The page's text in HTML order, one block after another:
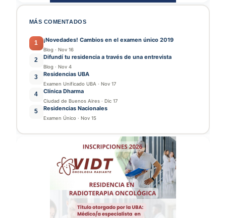
MÁS COMENTADOS
1 ¡Novedades! Cambios en el examen único 2019
Blog · Nov 16
2 Difundí tu residencia a través de una entrevista
Blog · Nov 4
3 Residencias UBA
Examen Unificado UBA · Nov 17
4 Clínica Dharma
Ciudad de Buenos Aires · Dic 17
5 Residencias Nacionales
Examen Único · Nov 15